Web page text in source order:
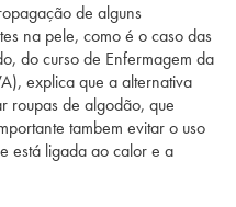
de alguns
na pele, como é o caso das
do curso de Enfermagem da
explica que a alternativa
roupas de algodão, que
tambem evitar o uso
está ligada ao calor e a